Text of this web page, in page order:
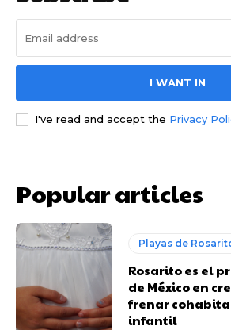
I WANT IN
I've read and accept the Privacy
Popular articles
Playas de
Rosarito es el
de México en
frenar
infantil